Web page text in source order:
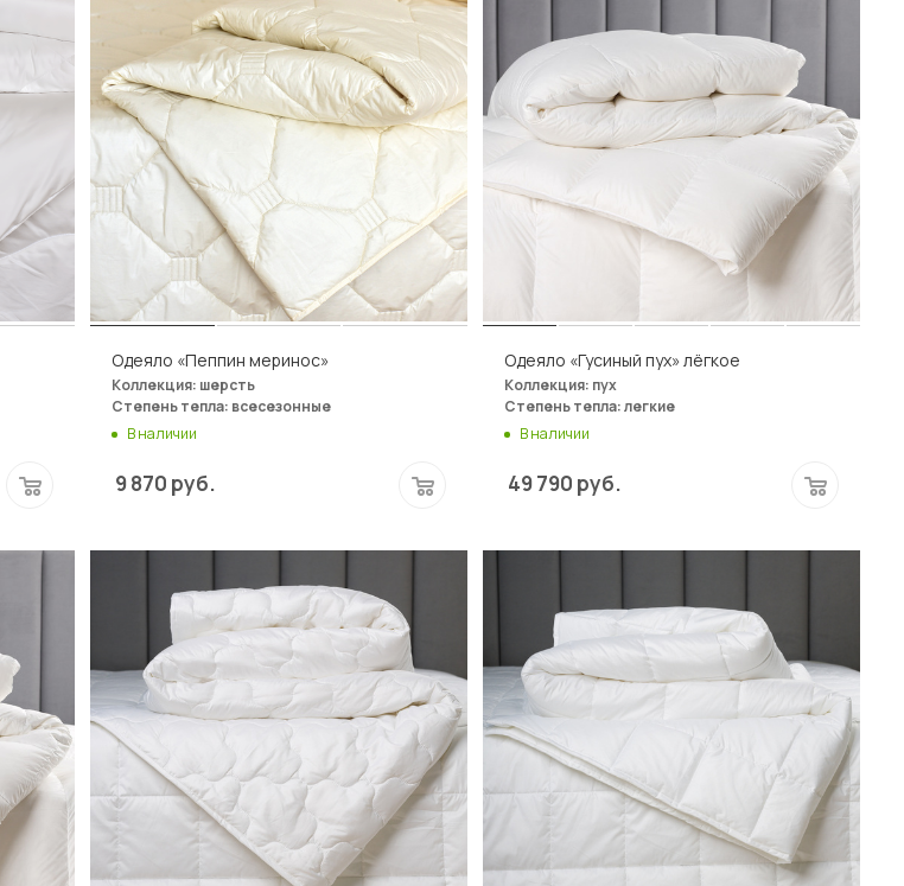
Одеяло «Пеппин меринос»
Коллекция: шерсть
Степень тепла: всесезонные
В наличии
9 870 руб.
Одеяло «Гусиный пух» лёгкое
Коллекция: пух
Степень тепла: легкие
В наличии
49 790 руб.